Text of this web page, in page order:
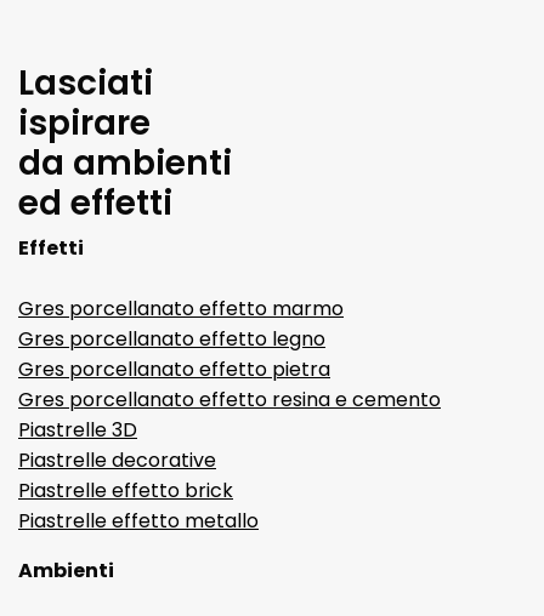
Lasciati
ispirare
da ambienti
ed effetti
Effetti
Gres porcellanato effetto marmo
Gres porcellanato effetto legno
Gres porcellanato effetto pietra
Gres porcellanato effetto resina e cemento
Piastrelle 3D
Piastrelle decorative
Piastrelle effetto brick
Piastrelle effetto metallo
Ambienti